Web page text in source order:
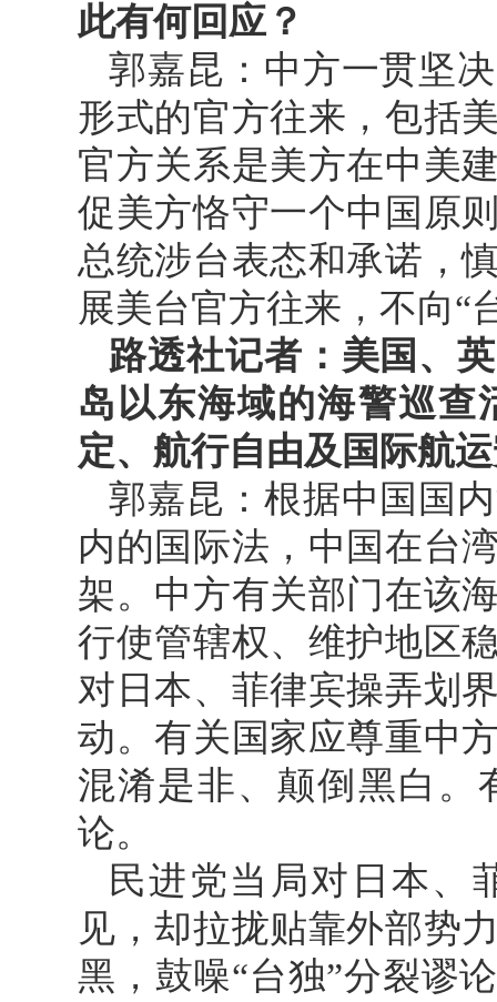
此有何回应？
郭嘉昆：中方一贯坚
形式的官方往来，包括
官方关系是美方在中美
促美方恪守一个中国原
总统涉台表态和承诺，
展美台官方往来，不向“
路透社记者：美国、
岛以东海域的海警巡查
定、航行自由及国际航
郭嘉昆：根据中国国
内的国际法，中国在台
架。中方有关部门在该
行使管辖权、维护地区
对日本、菲律宾操弄划
动。有关国家应尊重中
混淆是非、颠倒黑白。
论。
民进党当局对日本、
见，却拉拢贴靠外部势
黑，鼓噪“台独”分裂谬